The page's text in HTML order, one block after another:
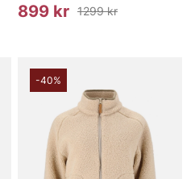
899 kr 1299 kr
-40%